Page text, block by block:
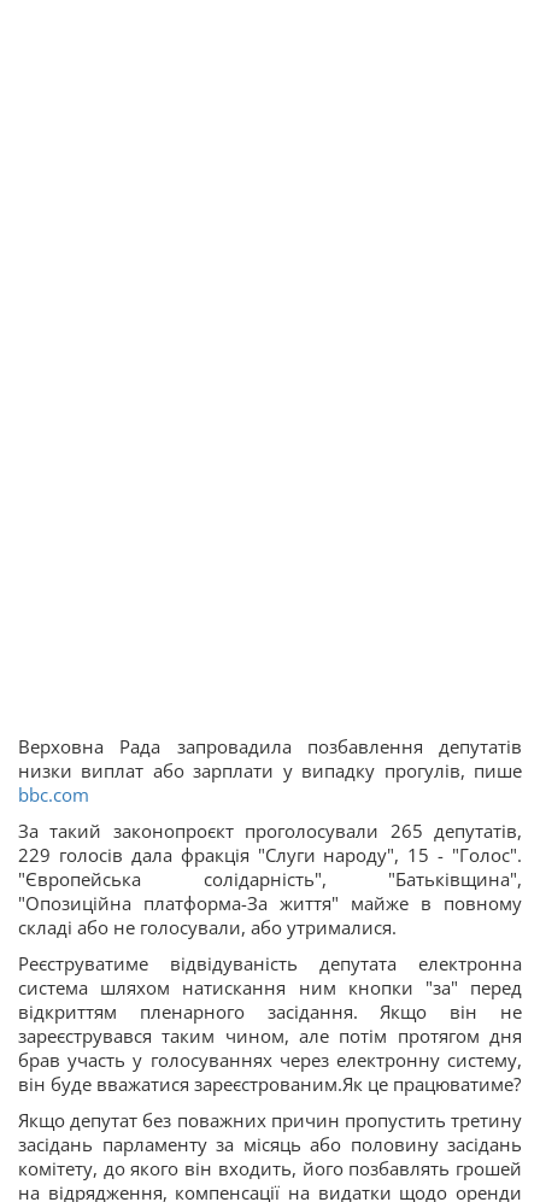
Верховна Рада запровадила позбавлення депутатів
низки виплат або зарплати у випадку прогулів, пише
bbc.com
За такий законопроєкт проголосували 265 депутатів,
229 голосів дала фракція "Слуги народу", 15 - "Голос".
"Європейська солідарність", "Батьківщина",
"Опозиційна платформа-За життя" майже в повному
складі або не голосували, або утрималися.
Реєструватиме відвідуваність депутата електронна
система шляхом натискання ним кнопки "за" перед
відкриттям пленарного засідання. Якщо він не
зареєструвався таким чином, але потім протягом дня
брав участь у голосуваннях через електронну систему,
він буде вважатися зареєстрованим.Як це працюватиме?
Якщо депутат без поважних причин пропустить третину
засідань парламенту за місяць або половину засідань
комітету, до якого він входить, його позбавлять грошей
на відрядження, компенсації на видатки щодо оренди